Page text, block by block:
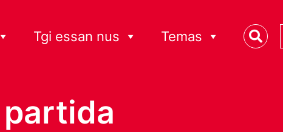
Tgi essan nus Temas